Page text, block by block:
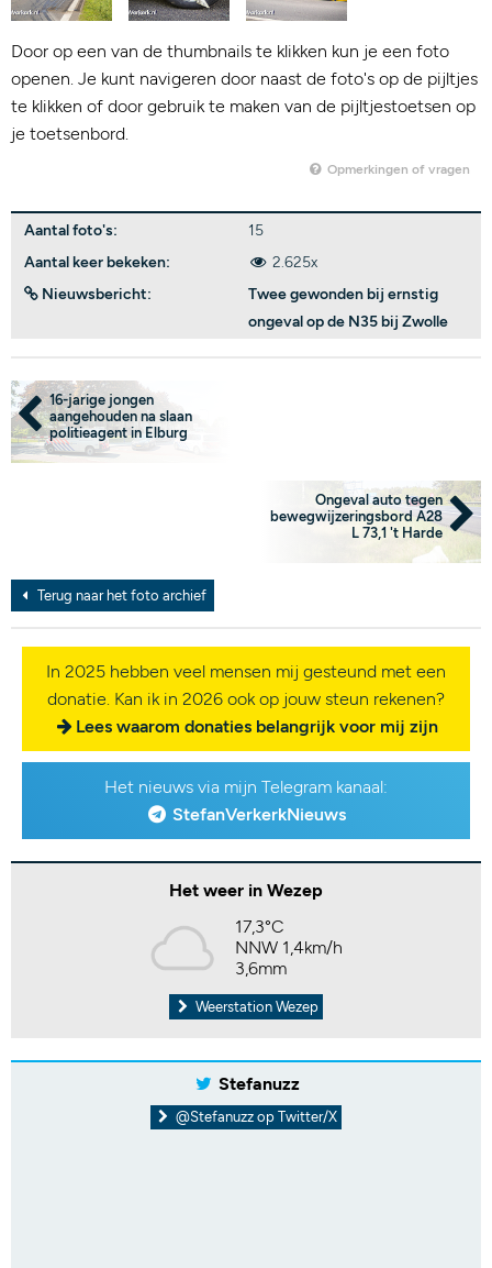
Door op een van de thumbnails te klikken kun je een foto
openen. Je kunt navigeren door naast de foto's op de pijltjes
te klikken of door gebruik te maken van de pijltjestoetsen op
je toetsenbord.
Opmerkingen of vragen
Aantal foto's:
15
Aantal keer bekeken:
2.625x
Nieuwsbericht:
Twee gewonden bij ernstig
ongeval op de N35 bij Zwolle
16-jarige jongen
aangehouden na slaan
politieagent in Elburg
Ongeval auto tegen
bewegwijzeringsbord A28
L 73,1 't Harde
Terug naar het foto archief
In 2025 hebben veel mensen mij gesteund met een
donatie. Kan ik in 2026 ook op jouw steun rekenen?
Lees waarom donaties belangrijk voor mij zijn
Het nieuws via mijn Telegram kanaal:
StefanVerkerkNieuws
Het weer in Wezep
17,3°C
NNW 1,4km/h
3,6mm
Weerstation Wezep
Stefanuzz
@Stefanuzz op Twitter/X